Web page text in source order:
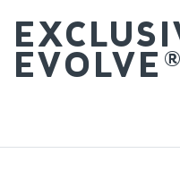
EVOLVE®